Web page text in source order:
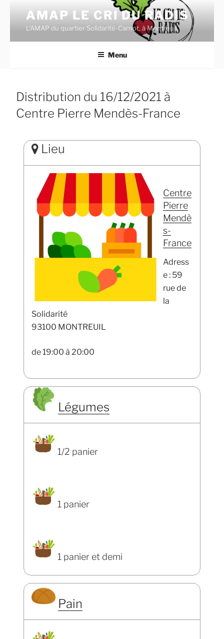
contenu
principal
AMAP LE CRI DU RADIS
L'AMAP du quartier Solidarité-Carnot, à Montreuil.
Menu
Distribution du 16/12/2021 à
Centre Pierre Mendès-France
Lieu
Centre
Pierre
Mendè
s-
France
Adress
e : 59
rue de
la
Solidarité
93100 MONTREUIL
de 19:00 à 20:00
Légumes
1/2 panier
1 panier
1 panier et demi
Pain